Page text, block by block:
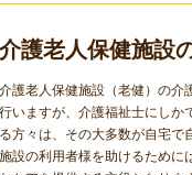
介護老人保健施設
介護老人保健施設（老健）の介
行いますが、介護福祉士にしか
る方々は、その大多数が自宅で
施設の利用者様を助けるために